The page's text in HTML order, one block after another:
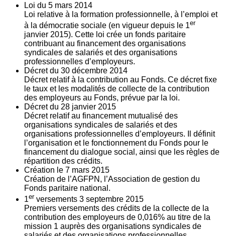
Loi du 5 mars 2014
Loi relative à la formation professionnelle, à l’emploi et
à la démocratie sociale (en vigueur depuis le 1er
janvier 2015). Cette loi crée un fonds paritaire
contribuant au financement des organisations
syndicales de salariés et des organisations
professionnelles d’employeurs.
Décret du 30 décembre 2014
Décret relatif à la contribution au Fonds. Ce décret fixe
le taux et les modalités de collecte de la contribution
des employeurs au Fonds, prévue par la loi.
Décret du 28 janvier 2015
Décret relatif au financement mutualisé des
organisations syndicales de salariés et des
organisations professionnelles d’employeurs. Il définit
l’organisation et le fonctionnement du Fonds pour le
financement du dialogue social, ainsi que les règles de
répartition des crédits.
Création le 7 mars 2015
Création de l’AGFPN, l’Association de gestion du
Fonds paritaire national.
1er versements 3 septembre 2015
Premiers versements des crédits de la collecte de la
contribution des employeurs de 0,016% au titre de la
mission 1 auprès des organisations syndicales de